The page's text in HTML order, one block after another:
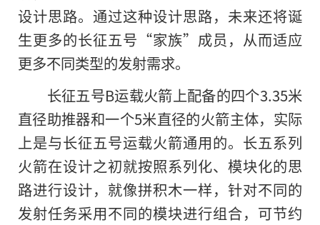
设计思路。通过这种设计思路，未来还将诞
生更多的长征五号“家族”成员，从而适应
更多不同类型的发射需求。
长征五号B运载火箭上配备的四个3.35米
直径助推器和一个5米直径的火箭主体，实际
上是与长征五号运载火箭通用的。长五系列
火箭在设计之初就按照系列化、模块化的思
路进行设计，就像拼积木一样，针对不同的
发射任务采用不同的模块进行组合，可节约